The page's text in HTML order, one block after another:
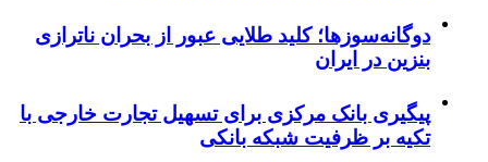
دوگانه‌سوزها؛ کلید طلایی عبور از بحران ناترازی
بنزین در ایران
پیگیری بانک مرکزی برای تسهیل تجارت خارجی با
تکیه بر ظرفیت شبکه بانکی